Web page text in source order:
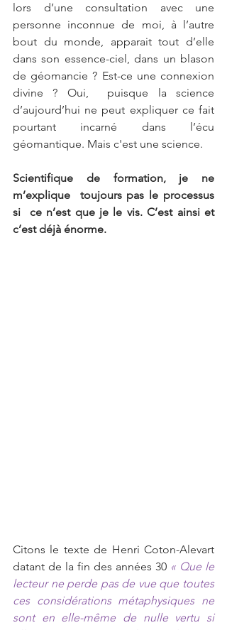
lors d’une consultation avec une
personne inconnue de moi, à l’autre
bout du monde, apparait tout d’elle
dans son essence-ciel, dans un blason
de géomancie ? Est-ce une connexion
divine ? Oui,  puisque la science
d’aujourd’hui ne peut expliquer ce fait
pourtant incarné dans l’écu
géomantique. Mais c'est une science.
Scientifique de formation, je ne
m’explique  toujours pas le processus
si  ce n’est que je le vis. C’est ainsi et
c’est déjà énorme.
Citons le texte de Henri Coton-Alevart
datant de la fin des années 30 « Que le
lecteur ne perde pas de vue que toutes
ces considérations métaphysiques ne
sont en elle-même de nulle vertu si